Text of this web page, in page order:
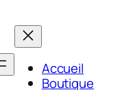
Accueil
Boutique